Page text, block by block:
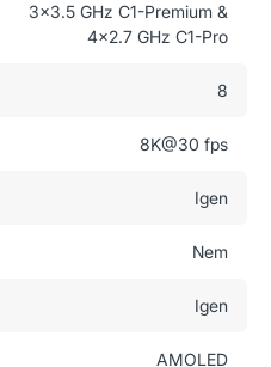
3x3.5 GHz C1-Premium &
4x2.7 GHz C1-Pro
8
8K@30 fps
Igen
Nem
Igen
AMOLED